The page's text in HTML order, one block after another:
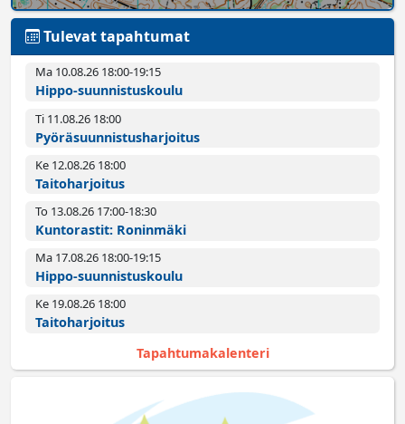
Tulevat tapahtumat
Ma 10.08.26 18:00­-19:15
Hippo-suunnistuskoulu
Ti 11.08.26 18:00­
Pyörä­suunnistus­harjoitus
Ke 12.08.26 18:00­
Taitoharjoitus
To 13.08.26 17:00­-18:30
Kuntorastit: Roninmäki
Ma 17.08.26 18:00­-19:15
Hippo-suunnistuskoulu
Ke 19.08.26 18:00­
Taitoharjoitus
Tapahtumakalenteri